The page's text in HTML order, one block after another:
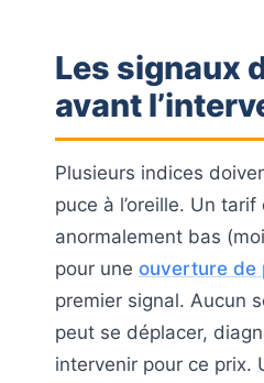
Les signaux
avant
Plusieurs indices
puce à l’oreille. Un tarif
anormalement bas
pour une ouverture de
premier signal. Aucun
peut se déplacer,
intervenir pour ce prix.